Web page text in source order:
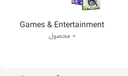
Games & Entertainment
0 محصول